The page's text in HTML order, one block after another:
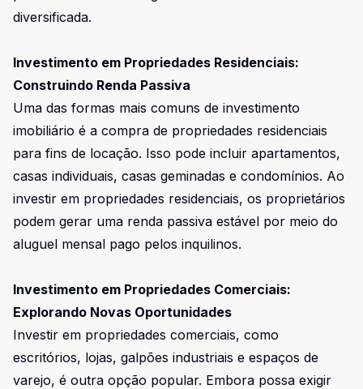
diversificada.
Investimento em Propriedades Residenciais:
Construindo Renda Passiva
Uma das formas mais comuns de investimento
imobiliário é a compra de propriedades residenciais
para fins de locação. Isso pode incluir apartamentos,
casas individuais, casas geminadas e condomínios. Ao
investir em propriedades residenciais, os proprietários
podem gerar uma renda passiva estável por meio do
aluguel mensal pago pelos inquilinos.
Investimento em Propriedades Comerciais:
Explorando Novas Oportunidades
Investir em propriedades comerciais, como
escritórios, lojas, galpões industriais e espaços de
varejo, é outra opção popular. Embora possa exigir